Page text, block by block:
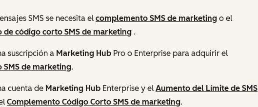
SMS se necesita el complemento SMS de marketing o el
código corto SMS de marketing .
suscripción a Marketing Hub Pro o Enterprise para adquirir el
de marketing.
cuenta de Marketing Hub Enterprise y el Aumento del Límite de SMS
Complemento Código Corto SMS de marketing.